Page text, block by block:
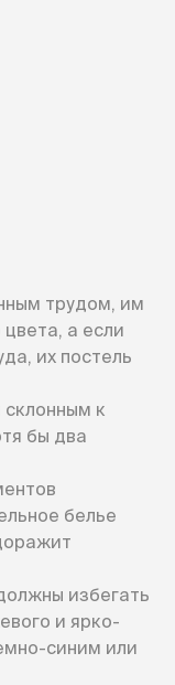
трудом, им
цвета, а если
их постель
к
бы два
белье
избегать
и ярко-
синим или